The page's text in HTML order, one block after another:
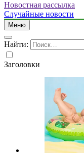
Новостная рассылка
Случайные новости
Меню
Найти:
Заголовки